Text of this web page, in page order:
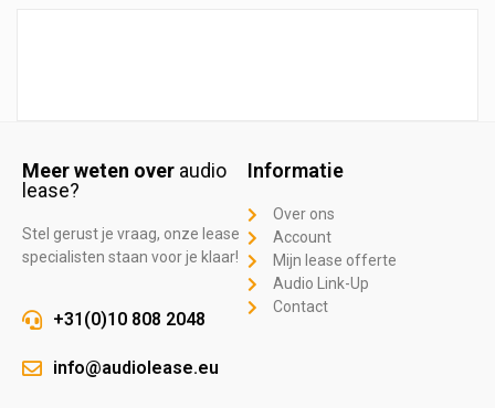
Meer weten over audio
lease?
Stel gerust je vraag, onze lease
specialisten staan voor je klaar!
+31(0)10 808 2048
info@audiolease.eu
Informatie
Over ons
Account
Mijn lease offerte
Audio Link-Up
Contact